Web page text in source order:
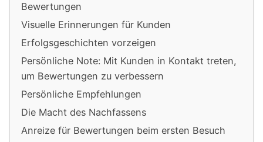
Bewertungen
Visuelle Erinnerungen für Kunden
Erfolgsgeschichten vorzeigen
Persönliche Note: Mit Kunden in Kontakt treten,
um Bewertungen zu verbessern
Persönliche Empfehlungen
Die Macht des Nachfassens
Anreize für Bewertungen beim ersten Besuch